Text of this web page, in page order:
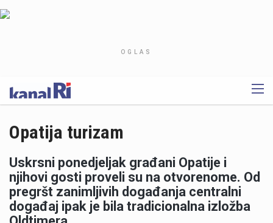
OGLAS
Opatija turizam
Uskrsni ponedjeljak građani Opatije i
njihovi gosti proveli su na otvorenome. Od
pregršt zanimljivih događanja centralni
događaj ipak je bila tradicionalna izložba